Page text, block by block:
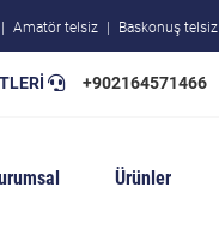
Amatör telsiz Baskonuş telsiz
+902164571466
Ürünler